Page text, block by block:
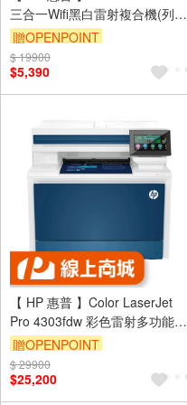
三合一Wifi黑白雷射複合機(列印/
影印/掃描/無線/7MD74A)
贈OPENPOINT
$ 19900
$5,390
【 HP 惠普 】Color LaserJet
Pro 4303fdw 彩色雷射多功能事
務機 (5HH67A)
贈OPENPOINT
$ 29900
$25,200